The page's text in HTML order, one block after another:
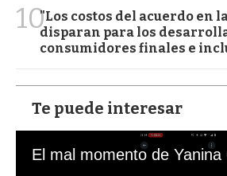
10"Los costos del acuerdo en
disparan para los
consumidores finales e
Te puede interesar